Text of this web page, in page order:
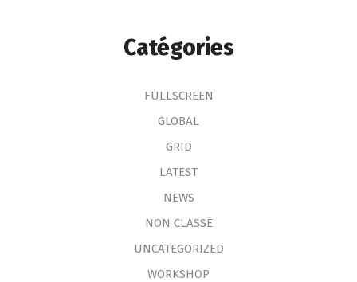
Catégories
FULLSCREEN
GLOBAL
GRID
LATEST
NEWS
NON CLASSÉ
UNCATEGORIZED
WORKSHOP